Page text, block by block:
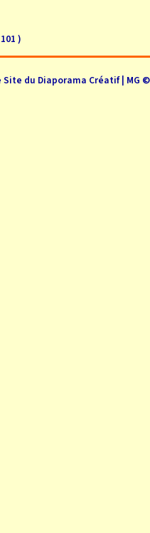
)
Site du Diaporama Créatif | MG